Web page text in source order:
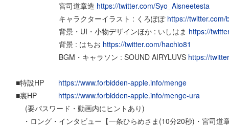
宮司道章造 https://twitter.com/Syo_Aisneetesta
キャラクターイラスト : くろぽぽ https://
背景・UI・小物デザインほか : いしはま https://
背景 : はちお https://twitter.com/hachio81
BGM・キャラソン : SOUND AIRYLUVS https://
■特設HP https://www.forbidden-apple.info/menge
■裏HP https://www.forbidden-apple.info/menge-ura
(要パスワード・動画内にヒントあり)
・ロング・インタビュー【一条ひらめさま(10分20秒)・宮司道